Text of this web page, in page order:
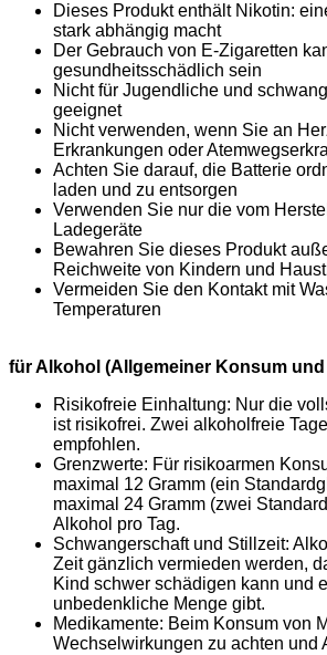
Dieses Produkt enthält Nikotin:
stark abhängig macht
Der Gebrauch von E-Zigaretten
gesundheitsschädlich sein
Nicht für Jugendliche und
geeignet
Nicht verwenden, wenn Sie an
Erkrankungen oder
Achten Sie darauf, die Batterie
laden und zu entsorgen
Verwenden Sie nur die vom
Ladegeräte
Bewahren Sie dieses Produkt
Reichweite von Kindern und
Vermeiden Sie den Kontakt mit
Temperaturen
für Alkohol (Allgemeiner Konsum
Risikofreie Einhaltung: Nur die
ist risikofrei. Zwei alkoholfreie
empfohlen.
Grenzwerte: Für risikoarmen
maximal 12 Gramm (ein
maximal 24 Gramm (zwei
Alkohol pro Tag.
Schwangerschaft und Stillzeit:
Zeit gänzlich vermieden werden,
Kind schwer schädigen kann und
unbedenkliche Menge gibt.
Medikamente: Beim Konsum von
Wechselwirkungen zu achten und